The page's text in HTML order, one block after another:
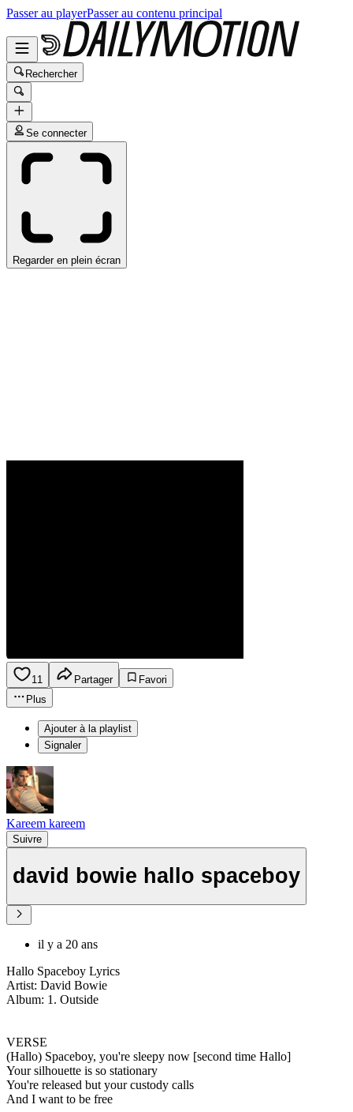
Passer au playerPasser au contenu principal
Rechercher
Se connecter
Regarder en plein écran
11 Partager
Favori
Plus
Ajouter à la playlist
Signaler
Kareem kareem
Suivre
david bowie hallo spaceboy
il y a 20 ans
Hallo Spaceboy Lyrics
Artist: David Bowie
Album: 1. Outside
VERSE
(Hallo) Spaceboy, you're sleepy now [second time Hallo]
Your silhouette is so stationary
You're released but your custody calls
And I want to be free